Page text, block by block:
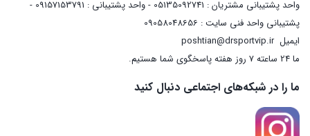
واحد پشتیبانی مشتریان : 05135092741 - واحد پشتیبانی : 09157153791 -
پشتیبانی واحد فنی سایت : 09058048656
ایمیلposhtian@drsportvip.ir
ما 24 ساعته 7 روز هفته پاسخگوی شما هستیم.
ما را در شبکه‌های اجتماعی دنبال کنید